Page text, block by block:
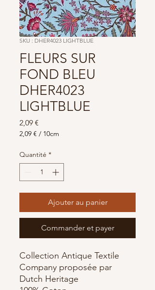
SKU : DHER4023 LIGHTBLUE
FLEURS SUR
FOND BLEU
DHER4023
LIGHTBLUE
2,09 €
2,09 € / 10cm
pour
10
Centimètres
Quantité *
Ajouter au panier
Commander et payer
Collection Antique Textile
Company proposée par
Dutch Heritage